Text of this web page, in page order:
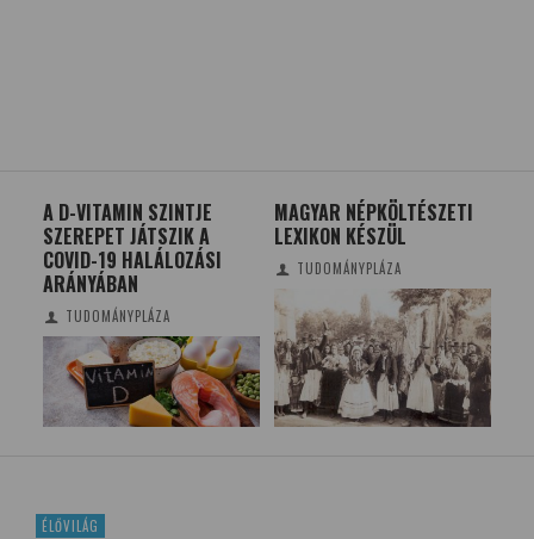
A D-VITAMIN SZINTJE
SZEREPET JÁTSZIK A
COVID-19 HALÁLOZÁSI
ARÁNYÁBAN
TUDOMÁNYPLÁZA
MAGYAR NÉPKÖLTÉSZETI
LEXIKON KÉSZÜL
TUDOMÁNYPLÁZA
ÉLŐVILÁG